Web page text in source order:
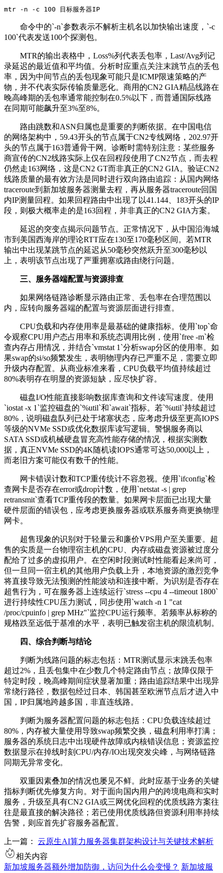
mtr -n -c 100 目标服务器IP
命令中的`-n`参数表示不解析主机名以加快输出速度， `-c
100`代表发送100个探测包。
MTR的输出表格中， Loss%列代表丢包率， Last/Avg列记
录延迟的最近值和平均值。分析时应重点关注末跳节点的丢包
率，因为中间节点的丢包现象可能只是ICMP限速策略的产
物，并不代表实际传输质量恶化。商用的CN2 GIA精品线路在
晚高峰期的丢包率通常能控制在0.5%以下，而普通国际线路
在同期可能飙升至3%至8%。
路由跳数和ASN归属也是重要的判断依据。在中国电信
的网络架构中， 59.43开头的节点属于CN2专线网络， 202.97开
头的节点属于163普通骨干网。诊断时需特别注意：某些服务
商宣传的CN2线路实际上仅在回程段使用了CN2节点，而去程
仍然走163网络，这是CN2 GT而非真正的CN2 GIA 。验证CN2
线路质量的最有效方法是同时进行双向路由追踪：从国内网络
traceroute到新加坡服务器测量去程，再从服务器traceroute回国
内IP测量回程。如果回程路由中出现了以41.144 183开头的IP
段，则极大概率走的是163回程，并非真正的CN2 GIA方案。
延迟的突变点揭示问题节点。正常情况下，从中国沿海城
市到美国西海岸的理论RTT应在130至170毫秒区间。若MTR
输出中出现某跳节点的延迟从50毫秒突然跃升至300毫秒以
上，表明该节点出现了严重拥塞或路由绕行问题。
三、服务器端配置与资源排查
如果网络链路诊断显示路由正常、丢包率在合理范围以
内，应转向服务器端的配置与资源层面进行排查。
CPU负载和内存使用率是最基础的健康指标。使用 `top`命
令观察CPU用户态占用率和系统态调用比例，使用 `free -m`检
查内存占用情况，并结合`vmstat 1`分析swap分区的使用率。如
果swap的si/so频繁发生，表明物理内存已严重不足，需要立即
升级内存配置。从商业标准来看， CPU负载平均值持续超过
80%表明存在明显的资源短缺，应尽快扩容。
磁盘I/O性能直接影响数据库查询和文件读写速度。使用
`iostat -x 1`监控磁盘的`%util`和`await`指标。若`%util`持续超过
80% ，说明磁盘队列已处于堵塞状态，应考虑升级至更高IOPS
等级的NVMe SSD或优化数据库读写逻辑。警惕服务商以
SATA SSD或机械硬盘冒充高性能存储的情况，根据实测数
据，真正NVMe SSD的4K随机读IOPS通常可达50,000以上，
而老旧方案可能仅有数千的性能。
网卡错误计数和TCP重传统计不容忽视。使用 `ifconfig`检
查网卡是否存在error或drop计数，使用 `netstat -s | grep
retransmit`查看TCP重传段的数量。如果网卡层面已出现大量
硬件层面的错误包，应考虑更换服务器或联系服务商更换物理
网卡。
超售现象的识别对于轻量云和廉价VPS用户至关重要。超
售的实质是一台物理宿主机的CPU 、内存或磁盘资源被过度分
配给了过多的虚拟用户。在空闲时段测试时性能看起来尚可，
但一旦同一宿主机的其他用户负载上升，本地资源的激烈竞争
将直接导致无法预测的性能波动和连接中断。为识别是否存在
超售行为，可在服务器上连续运行`stress --cpu 4 --timeout 1800`
进行持续性CPU压力测试，同步使用 `watch -n 1 "cat
/proc/cpuinfo | grep MHz"`监控CPU运行频率。若频率从标称的
规格跌至远低于基准的水平，表明已触发宿主机的限流机制。
四、综合判断与结论
判断为线路问题的标志包括： MTR测试显示末跳丢包率
超过2% ，且丢包集中在少数几个特定路由节点；故障仅限于
特定时段，晚高峰期间症状显著加重；路由追踪结果中出现异
常绕行路径，数据包经过日本、韩国甚至欧洲节点后才进入中
国， IP归属地跨越多国，非直连线路。
判断为服务器配置问题的标志包括： CPU负载连续超过
80% ，内存被大量使用导致swap频繁交换，磁盘利用率打满；
服务器的系统日志中出现硬件故障或内核错误信息；资源监控
数据显示在掉线时刻 CPU/内存/IO出现突发尖峰，与网络链路
同期无异常变化。
双重因素叠加的情况也屡见不鲜。此时应基于业务的关键
指标判断优先修复方向。对于面向国内用户的跨境电商和实时
服务，升级至具有CN2 GIA或三网优化回程的优质线路方案往
往是最直接的解决路径；若已使用优质线路但资源利用率持续
告警，则应首先扩容服务器配置。
上一篇： 云原生AI算力服务器集群架构设计与关键技术解析
相关内容
新加坡服务器额外增加防御，访问为什么会变慢？ 新加坡服